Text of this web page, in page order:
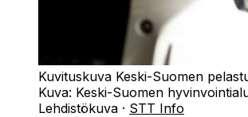
Kuvituskuva Keski-Suomen
Kuva: Keski-Suomen
Lehdistökuva · STT Info